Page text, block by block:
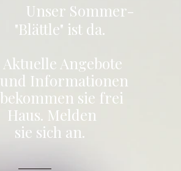
Unser Sommer-
"Blättle" ist da.
Aktuelle Angebote
und Informationen
bekommen sie frei
Haus. Melden
sie sich an.